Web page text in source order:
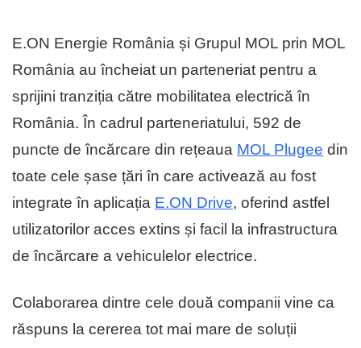
E.ON Energie România și Grupul MOL prin MOL
România au încheiat un parteneriat pentru a
sprijini tranziția către mobilitatea electrică în
România. În cadrul parteneriatului, 592 de
puncte de încărcare din rețeaua MOL Plugee din
toate cele șase țări în care activează au fost
integrate în aplicația E.ON Drive, oferind astfel
utilizatorilor acces extins și facil la infrastructura
de încărcare a vehiculelor electrice.
Colaborarea dintre cele două companii vine ca
răspuns la cererea tot mai mare de soluții